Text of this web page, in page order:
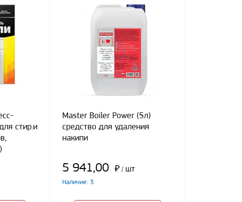
стир.и
Master Boiler Power (5л)
средство для удаления
накипи
5 941,00 ₽ / шт
Наличие: 3